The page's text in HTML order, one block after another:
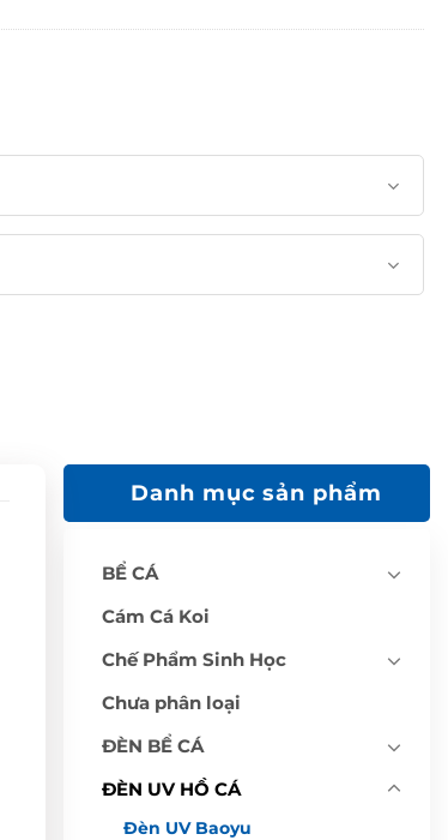
Danh mục sản phẩm
BỂ CÁ
Cám Cá Koi
Chế Phẩm Sinh Học
Chưa phân loại
ĐÈN BỂ CÁ
ĐÈN UV HỒ CÁ
Đèn UV Baoyu